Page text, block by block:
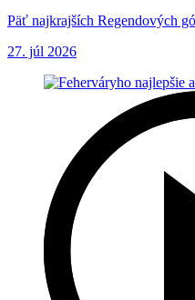
Päť najkrajších Regendových
27. júl 2026